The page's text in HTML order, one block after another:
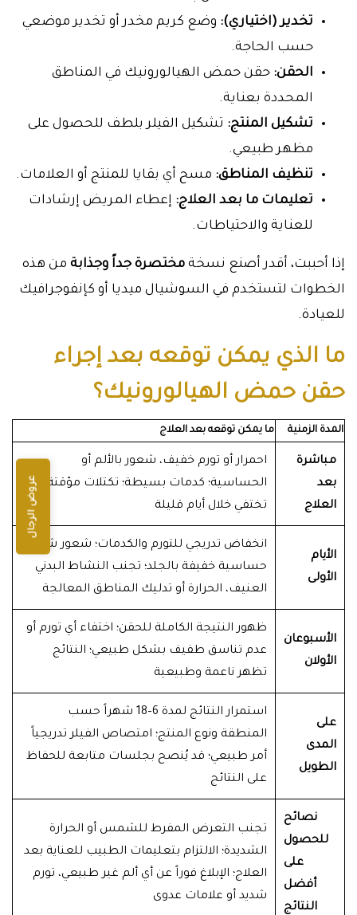
عروض الرجال
تخدير (اختياري): وضع كريم مخدر أو تخدير موضعي
حسب الحاجة.
الحقن: حقن حمض الهيالورونيك في المناطق
المحددة بعناية.
تشكيل المنتج: تشكيل الفيلر بلطف للحصول على
مظهر طبيعي.
تنظيف المناطق: مسح أي بقايا للمنتج أو العلامات.
تعليمات ما بعد العلاج: إعطاء المريض إرشادات
للعناية والاحتياطات.
إذا أحببت، أقدر أصنع نسخة مختصرة جداً وجذابة من هذه
الخطوات لتستخدم في السوشيال ميديا أو كإنفوجرافيك
للعيادة.
ما الذي يمكن توقعه بعد إجراء
حقن حمض الهيالورونيك؟
المدة الزمنية ما يمكن توقعه بعد العلاج
مباشرة
بعد
العلاج
احمرار أو تورم خفيف، شعور بالألم أو
الحساسية؛ كدمات بسيطة؛ تكتلات مؤقتة
تختفي خلال أيام قليلة
الأيام
الأولى
انخفاض تدريجي للتورم والكدمات؛ شعور شد أو
حساسية خفيفة بالجلد؛ تجنب النشاط البدني
العنيف، الحرارة أو تدليك المناطق المعالجة
الأسبوعان
الأولان
ظهور النتيجة الكاملة للحقن؛ اختفاء أي تورم أو
عدم تناسق طفيف بشكل طبيعي؛ النتائج
تظهر ناعمة وطبيعية
على
المدى
الطويل
استمرار النتائج لمدة 6–18 شهراً حسب
المنطقة ونوع المنتج؛ امتصاص الفيلر تدريجياً
أمر طبيعي؛ قد يُنصح بجلسات متابعة للحفاظ
على النتائج
نصائح
للحصول
على
أفضل
النتائج
تجنب التعرض المفرط للشمس أو الحرارة
الشديدة؛ الالتزام بتعليمات الطبيب للعناية بعد
العلاج؛ الإبلاغ فوراً عن أي ألم غير طبيعي، تورم
شديد أو علامات عدوى